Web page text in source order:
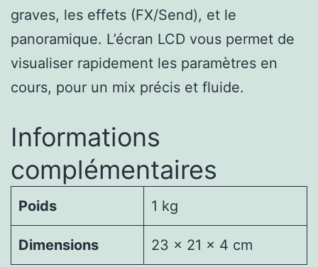
graves, les effets (FX/Send), et le
panoramique. L’écran LCD vous permet de
visualiser rapidement les paramètres en
cours, pour un mix précis et fluide.
Informations
complémentaires
Poids 1 kg
Dimensions 23 × 21 × 4 cm